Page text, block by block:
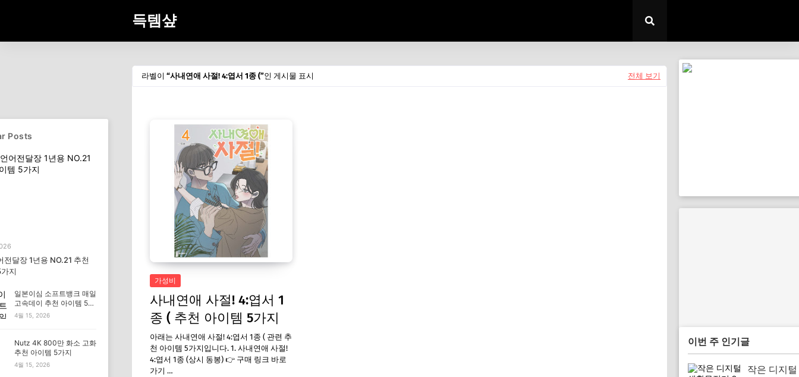
득템샾
라벨이 사내연애 사절! 4:엽서 1종 ( 인 게시물 표시 전체 보기
가성비
사내연애 사절! 4:엽서 1
종 ( 추천 아이템 5가지
아래는 사내연애 사절! 4:엽서 1종 ( 관련 추
천 아이템 5가지입니다. 1. 사내연애 사절!
4:엽서 1종 (상시 동봉) 👉 구매 링크 바로
가기 …
이번 주 인기글
작은 디지
Posts
전달장 1년용 NO.21 추천
지
일본이심 소프트뱅크 매일
고속데이 추천 아이템 5가
지
4월 15, 2026
Nutz 4K 800만 화소 고화
추천 아이템 5가지
4월 15, 2026